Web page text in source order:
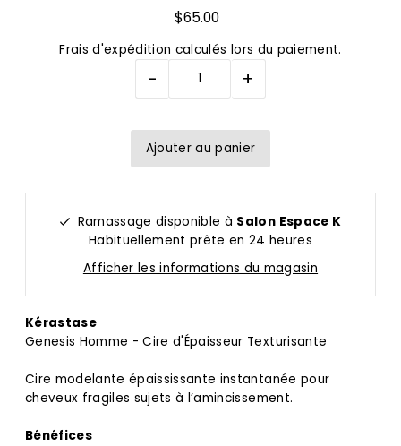
$65.00
Frais d'expédition calculés lors du paiement.
- +
Ramassage disponible à Salon Espace K
Habituellement prête en 24 heures
Afficher les informations du magasin
Kérastase
Genesis Homme - Cire d'Épaisseur Texturisante
Cire modelante épaississante instantanée pour
cheveux fragiles sujets à l’amincissement.
Bénéfices